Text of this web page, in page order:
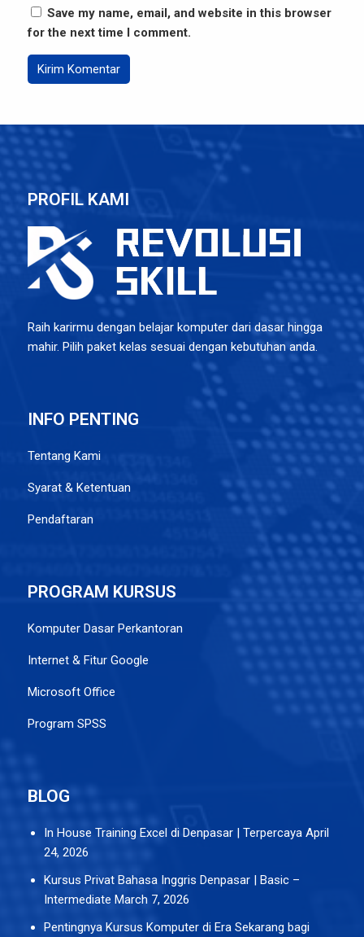
Save my name, email, and website in this browser
for the next time I comment.
PROFIL KAMI
Raih karirmu dengan belajar komputer dari dasar hingga
mahir. Pilih paket kelas sesuai dengan kebutuhan anda.
INFO PENTING
Tentang Kami
Syarat & Ketentuan
Pendaftaran
PROGRAM KURSUS
Komputer Dasar Perkantoran
Internet & Fitur Google
Microsoft Office
Program SPSS
BLOG
In House Training Excel di Denpasar | Terpercaya April
24, 2026
Kursus Privat Bahasa Inggris Denpasar | Basic –
Intermediate March 7, 2026
Pentingnya Kursus Komputer di Era Sekarang bagi